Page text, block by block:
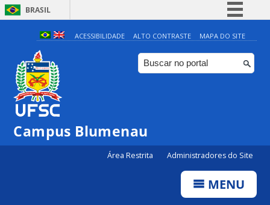
BRASIL
Simplifique!
Comunica BR
Participe
ACESSIBILIDADE ALTO CONTRASTE MAPA DO SITE
Campus Blumenau
Área Restrita Administradores do Site
MENU